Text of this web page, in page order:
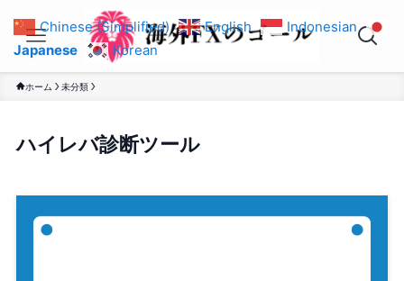
ホーム 未分類
ハイレバ診断ツール
Chinese (Simplified) English
Indonesian
Japanese
Korean